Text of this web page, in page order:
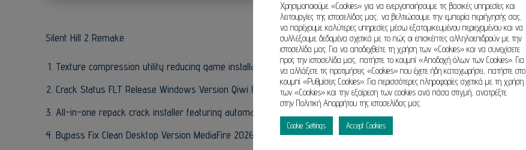
Silent Hill 2 Remake
Texture compression utility reducing game installation sizes
Crack Status FLT Release Windows Version Qiwi FREE
All-in-one repack crack installer featuring automated licensing setup
Bypass Fix Clean Desktop Version MediaFire 2026
Χρησιμοποιούμε «Cookies» για να ενεργοποιήσουμε τις βασικές υπηρεσίες και
λειτουργίες της ιστοσελίδας μας, να βελτιώσουμε την εμπειρία περιήγησής σας,
να παρέχουμε καλύτερες υπηρεσίες μέσω εξατομικευμένου περιεχομένου και να
συλλέξουμε δεδομένα σχετικά με το πώς οι επισκέπτες αλληλοεπιδρούν με την
ιστοσελίδα μας. Για να αποδεχθείτε τη χρήση των «Cookies» και να συνεχίσετε
προς την ιστοσελίδα μας, πατήστε το κουμπί «Αποδοχή όλων των Cookies». Για
να αλλάξετε τις προτιμήσεις «Cookies» που έχετε ήδη καταχωρήσει, πατήστε στο
κουμπί «Ρυθμίσεις Cookies». Για περισσότερες πληροφορίες σχετικά με τη χρήση
των «Cookies» και την εξαίρεση των cookies ανά πάσα στιγμή, ανατρέξτε
στην Πολιτική Απορρήτου της ιστοσελίδας μας.
Cookie Settings Accept Cookies